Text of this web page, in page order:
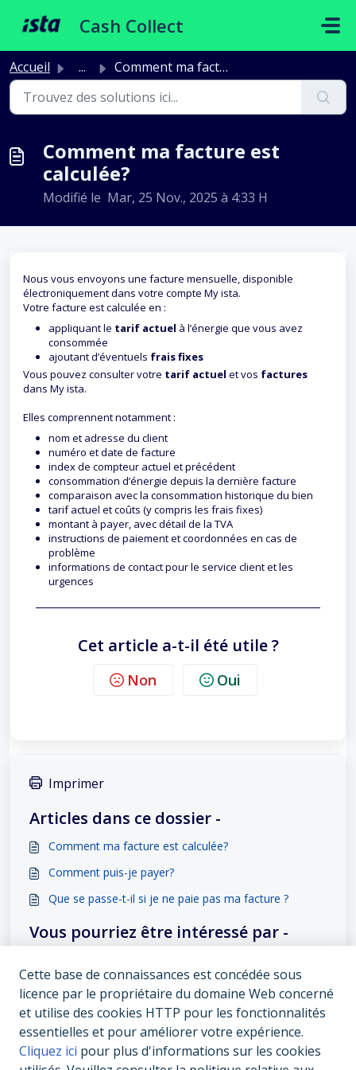
Cash Collect
Accueil ... Comment ma facture est calculée?
Comment ma facture est
calculée?
Modifié le Mar, 25 Nov., 2025 à 4:33 H
Nous vous envoyons une facture mensuelle, disponible
électroniquement dans votre compte My ista.
Votre facture est calculée en :
appliquant le tarif actuel à l’énergie que vous avez
consommée
ajoutant d’éventuels frais fixes
Vous pouvez consulter votre tarif actuel et vos factures
dans My ista.
Elles comprennent notamment :
nom et adresse du client
numéro et date de facture
index de compteur actuel et précédent
consommation d’énergie depuis la dernière facture
comparaison avec la consommation historique du bien
tarif actuel et coûts (y compris les frais fixes)
montant à payer, avec détail de la TVA
instructions de paiement et coordonnées en cas de
problème
informations de contact pour le service client et les
urgences
Cet article a-t-il été utile ?
Non Oui
Imprimer
Articles dans ce dossier -
Comment ma facture est calculée?
Comment puis-je payer?
Que se passe-t-il si je ne paie pas ma facture ?
Vous pourriez être intéressé par -
Comment m’inscrire à un compte My ista ?
Que se passe-t-il si je ne paie pas ma facture ?
Qu’est-ce que My ista ?
Cette base de connaissances est concédée sous
licence par le propriétaire du domaine Web concerné
et utilise des cookies HTTP pour les fonctionnalités
essentielles et pour améliorer votre expérience.
Cliquez ici pour plus d'informations sur les cookies